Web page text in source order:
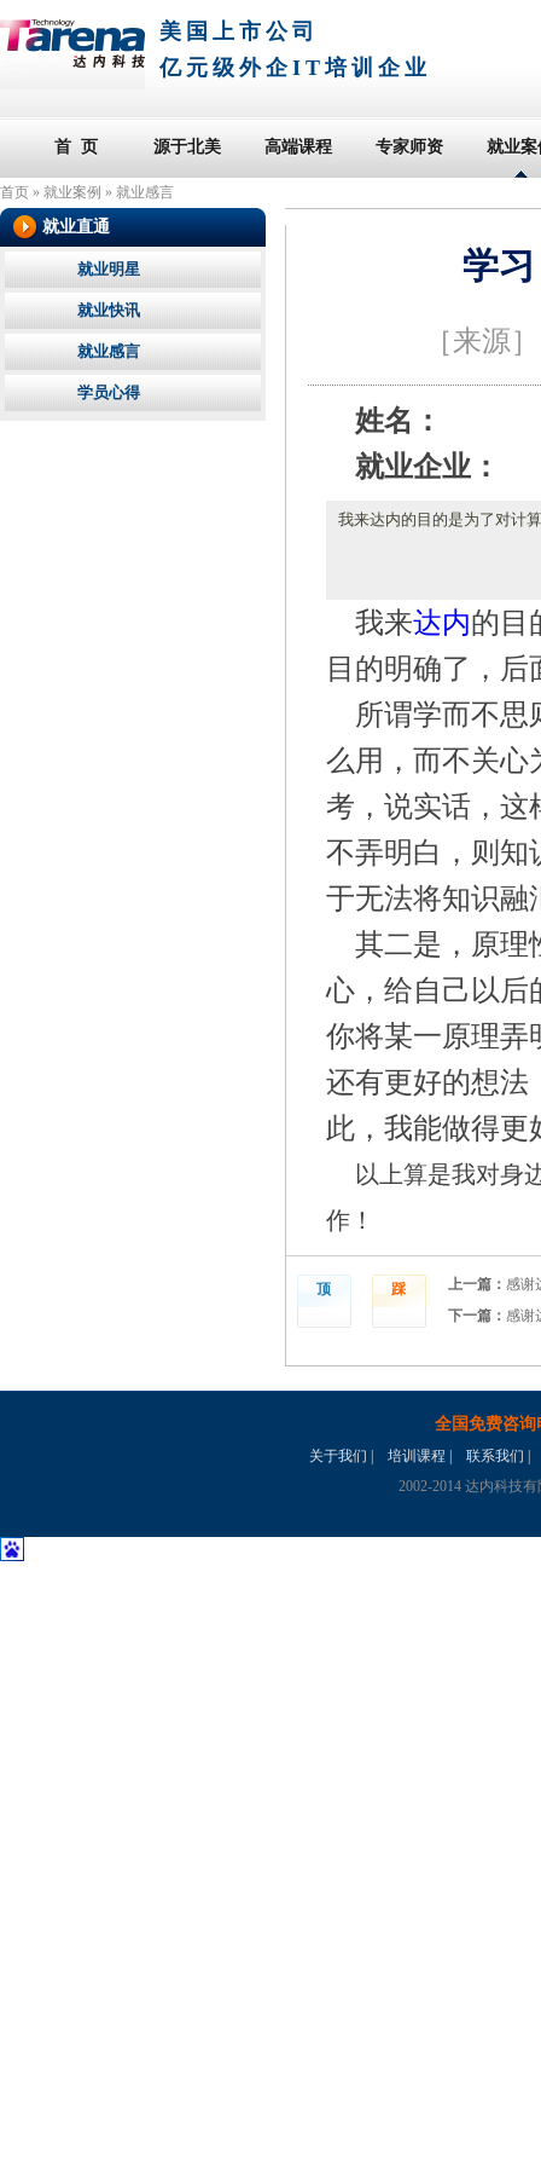
美国上市公司
亿元级外企IT培训企业
首 页 源于北美 高端课程 专家师资 就业案
首页 » 就业案例 » 就业感言
学
［来源
姓名：
就业企业：
我来达内的目的是为了对计
我来达内的目
目的明确了，
所谓学而不思
么用，而不关心
考，说实话，这
不弄明白，则知
于无法将知识融
其二是，原理
心，给自己以后
你将某一原理弄
还有更好的想法
此，我能做得更
以上算是我对身
作！
顶 踩 上一篇： 感谢
下一篇： 感谢
就业直通
就业明星
就业快讯
就业感言
学员心得
全国免费咨询
关于我们 培训课程 联系我们
2002-2014 达内科技